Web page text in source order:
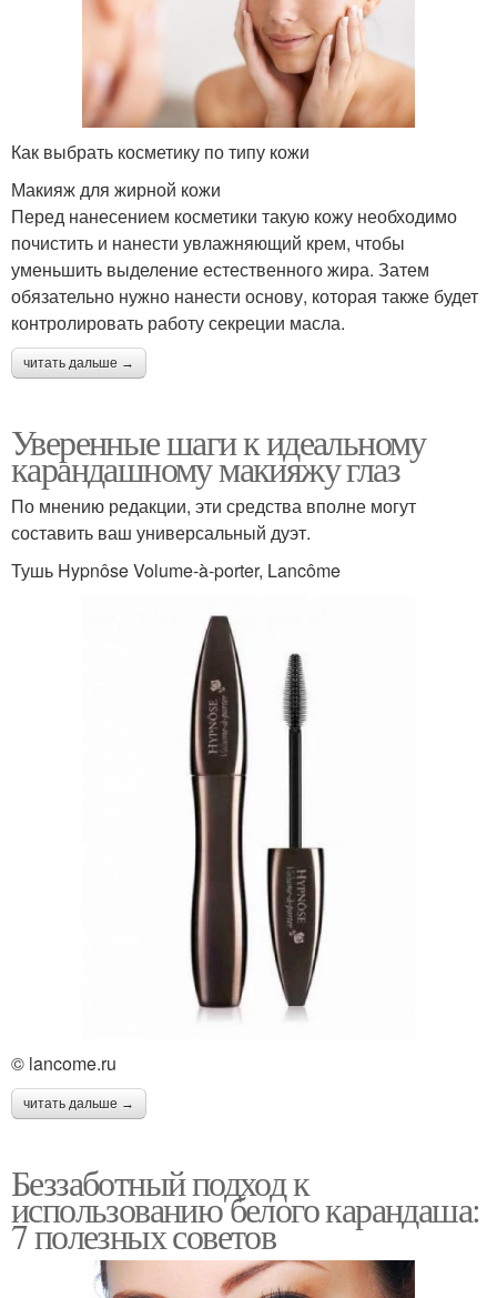
Как выбрать косметику по типу кожи
Макияж для жирной кожи
Перед нанесением косметики такую кожу необходимо
почистить и нанести увлажняющий крем, чтобы
уменьшить выделение естественного жира. Затем
обязательно нужно нанести основу, которая также будет
контролировать работу секреции масла.
читать дальше →
Уверенные шаги к идеальному
карандашному макияжу глаз
По мнению редакции, эти средства вполне могут
составить ваш универсальный дуэт.
Тушь Hypnôse Volume-à-porter, Lancôme
© lancome.ru
читать дальше →
Беззаботный подход к
использованию белого карандаша:
7 полезных советов